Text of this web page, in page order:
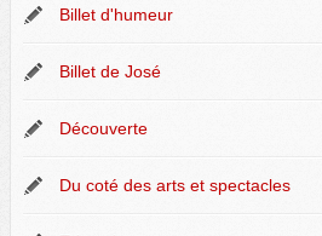
Billet d'humeur
Billet de José
Découverte
Du coté des arts et spectacles